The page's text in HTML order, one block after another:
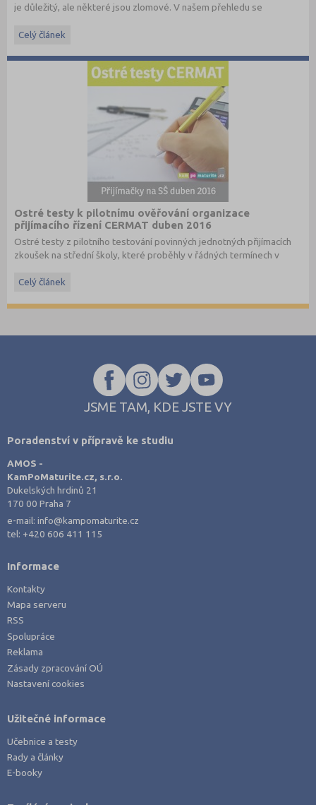
je důležitý, ale některé jsou zlomové. V našem přehledu se
Celý článek
Ostré testy k pilotnímu ověřování organizace
přijímacího řízení CERMAT duben 2016
Ostré testy z pilotního testování povinných jednotných přijímacích
zkoušek na střední školy, které proběhly v řádných termínech v
Stáhněte si ostré i ilustrační testy
Celý článek
JSME TAM, KDE JSTE VY
Poradenství v přípravě ke studiu
AMOS -
KamPoMaturite.cz, s.r.o.
Dukelských hrdinů 21
170 00 Praha 7
e-mail:info@kampomaturite.cz
tel: +420 606 411 115
Informace
Kontakty
Mapa serveru
RSS
Spolupráce
Reklama
Zásady zpracování OÚ
Nastavení cookies
Užitečné informace
Učebnice a testy
Rady a články
E-booky